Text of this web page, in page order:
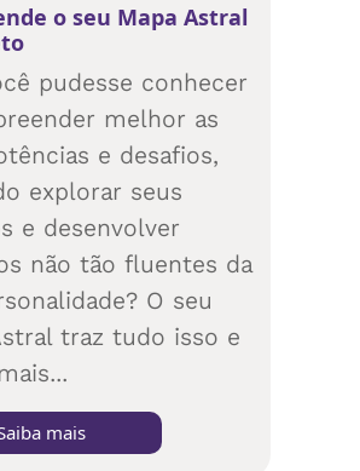
o seu Mapa Astral
pudesse conhecer
melhor as
e desafios,
explorar seus
e desenvolver
não tão fluentes da
O seu
traz tudo isso e
mais